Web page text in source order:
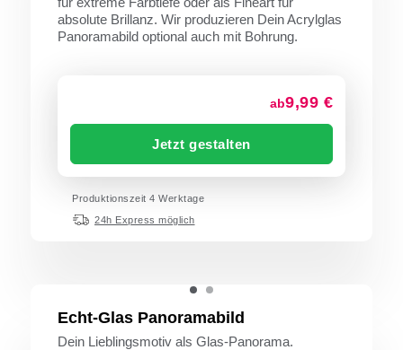
absolute Brillanz. Wir produzieren Dein Acrylglas
Panoramabild optional auch mit Bohrung.
ab9,99 €
Jetzt gestalten
Produktionszeit 4 Werktage
24h Express möglich
Echt-Glas Panoramabild
Dein Lieblingsmotiv als Glas-Panorama.